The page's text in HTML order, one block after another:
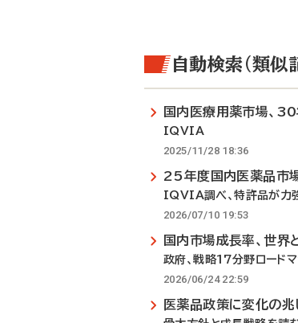
自動検索（類似
国内医療用薬市場、
IQVIA
2025/11/28 18:36
25年度国内医薬品市
IQVIA調べ、特許品が力
2026/07/10 19:53
国内市場成長率、世界
政府、戦略17分野ロード
2026/06/24 22:59
医薬品政策に変化の兆